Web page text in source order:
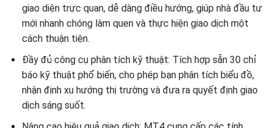
giao diện trực quan, dễ dàng điều hướng, giúp nhà đầu tư
mới nhanh chóng làm quen và thực hiện giao dịch một
cách thuận tiện.
Đầy đủ công cụ phân tích kỹ thuật: Tích hợp sẵn 30 chỉ
báo kỹ thuật phổ biến, cho phép bạn phân tích biểu đồ,
nhận định xu hướng thị trường và đưa ra quyết định giao
dịch sáng suốt.